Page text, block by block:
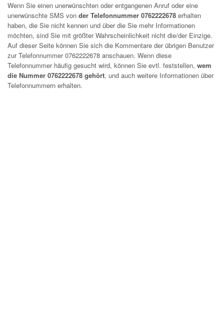
Wenn Sie einen unerwünschten oder entgangenen Anruf oder eine
unerwünschte SMS von der Telefonnummer 0762222678 erhalten
haben, die Sie nicht kennen und über die Sie mehr Informationen
möchten, sind Sie mit größter Wahrscheinlichkeit nicht die/der Einzige.
Auf dieser Seite können Sie sich die Kommentare der übrigen Benutzer
zur Telefonnummer0762222678 anschauen. Wenn diese
Telefonnummer häufig gesucht wird, können Sie evtl. feststellen, wem
die Nummer 0762222678 gehört, und auch weitere Informationen über
Telefonnummern erhalten.